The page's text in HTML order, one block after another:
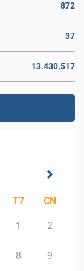
872
37
13.430.517
T7 CN
1 2
8 9